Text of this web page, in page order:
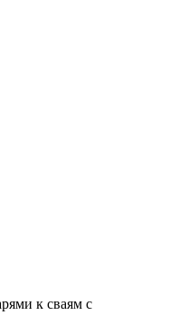
к сваям с